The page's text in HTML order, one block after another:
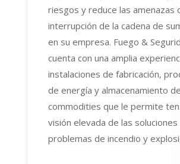
riesgos y reduce las amenazas
interrupción de la cadena de
en su empresa. Fuego &
cuenta con una amplia
instalaciones de fabricación,
de energía y almacenamiento de
commodities que le permite
visión elevada de las soluciones
problemas de incendio y